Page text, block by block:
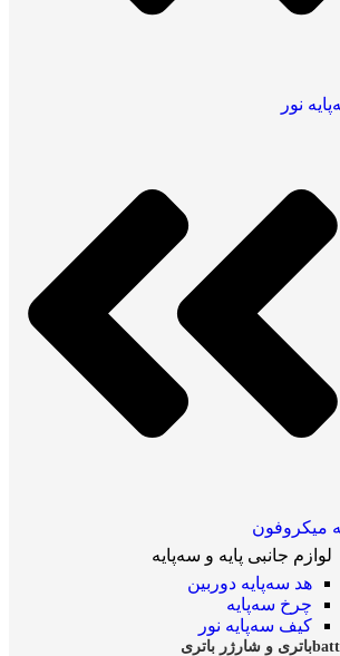
نور
میکروفون
لوازم جانبی پایه و سه‌پایه
هد سه‌پایه دوربین
چرخ سه‌پایه
کیف سه‌پایه نور
باتری و شارژر باتری